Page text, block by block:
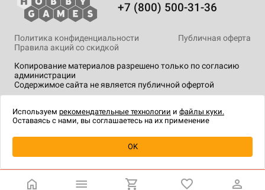
Уведомить о наличии
+7 (800) 500-31-36
Копирование материалов разрешено только по согласию
администрации
Содержимое сайта не является публичной офертой
Политика конфиденциальности
Публичная оферта
Правила акций со скидкой
технологии.
Используем рекомендательные технологии и файлы куки.
Оставаясь с нами, вы соглашаетесь на их применение
OK